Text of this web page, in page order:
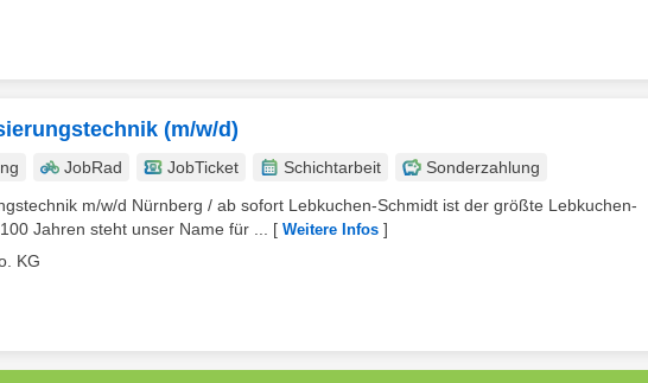
(m/w/d)
JobRad JobTicket Schichtarbeit
Sonderzahlung
m/w/d Nürnberg / ab sofort Lebkuchen-Schmidt ist der größte Lebkuchen-
Jahren steht unser Name für ...
[ Weitere Infos ]
KG